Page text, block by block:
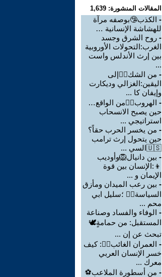
المقالات المنشورة: 1,639
- الكذب🤥بوصفه مرآة
للهشاشة الإنسانية …
- روح الشرق وجسد
الغرب:التحولات الأوروبية
بين إرث الأندلس واست
...
- من الشك🙇‍♂إلى
اليقين:الغزالي وديكارت
وإيفان كا ...
- الهروب🏃‍♂من الواقع…
حين يصبح الانسحاب
استراتيجي ...
- من يخسر الحرب حقاً؟
حين يتحول إرث ترامب
🇺🇸السي ...
- بين دانيال🦁وأوديب
👦:الإنسان بين قوة
الإيمان و ...
- بين رعب الميدان ومأزق
السياسة🙆‍♂ ؛سليل ابي
محم ...
- الوفاء والفساد وصناعة
المستقبل: من حمامةٍ🕊
تبحث عن إن ...
- العمران الغائب🤷‍♂: كيف
خسر الإنسان العربي
معرك ...
- من أسطورة الملاعب⚽